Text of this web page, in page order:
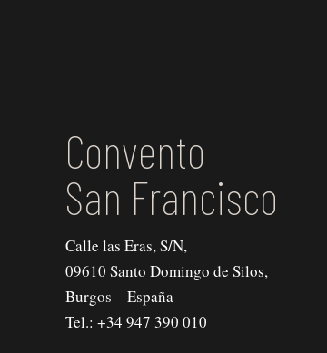
Convento
San Francisco
Calle las Eras, S/N,
09610 Santo Domingo de Silos,
Burgos – España
Tel.: +34 947 390 010